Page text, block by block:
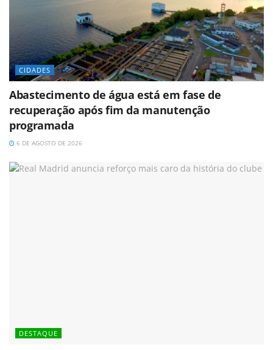
CIDADES
Abastecimento de água está em fase de
recuperação após fim da manutenção
programada
6 DE AGOSTO DE 2026
DESTAQUE